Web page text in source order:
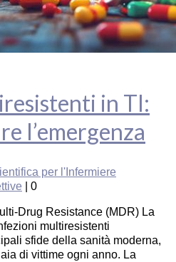
in TI:
l’emergenza
per l'Infermiere
0
Drug Resistance (MDR) La
multiresistenti
sfide della sanità moderna,
di vittime ogni anno. La